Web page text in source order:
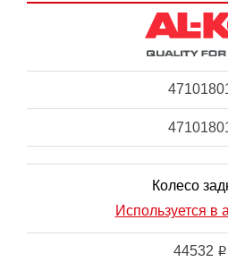
Колесо
Используется в
44532 i